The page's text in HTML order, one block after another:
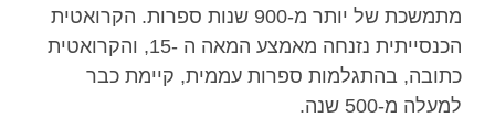
מתמשכת של יותר מ-900 שנות ספרות. הקרואטית
הכנסייתית נזנחה מאמצע המאה ה -15, והקרואטית
כתובה, בהתגלמות ספרות עממית, קיימת כבר
למעלה מ-500 שנה.